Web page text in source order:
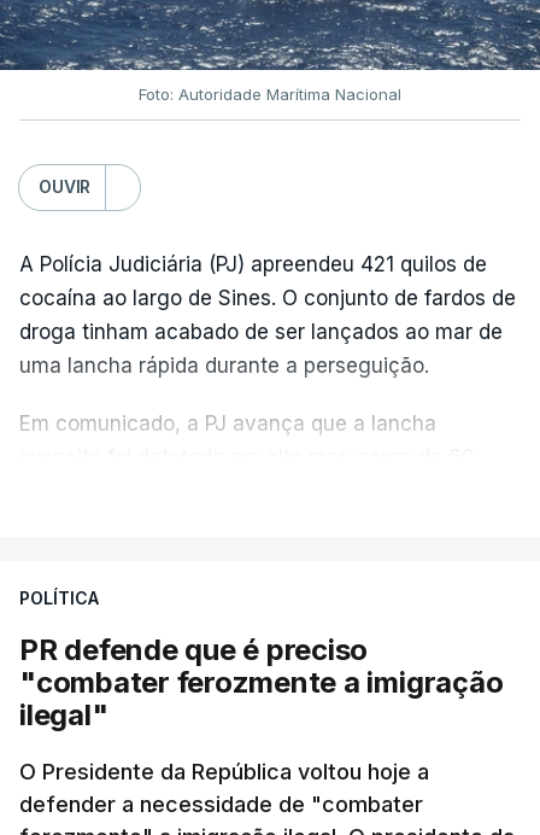
Foto: Autoridade Marítima Nacional
OUVIR
A Polícia Judiciária (PJ) apreendeu 421 quilos de
cocaína ao largo de Sines. O conjunto de fardos de
droga tinham acabado de ser lançados ao mar de
uma lancha rápida durante a perseguição.
Em comunicado, a PJ avança que a lancha
desencadeando uma ação de prevenção
articulação com a Marinha, a Autoridade Marítima
Nacional e a Força Aérea.
apreendida mais cocaína até ao momento de que
em todo o ano de 2025.
POLÍTICA
PR defende que é preciso
"combater ferozmente a imigração
ilegal"
O Presidente da República voltou hoje a
defender a necessidade de "combater